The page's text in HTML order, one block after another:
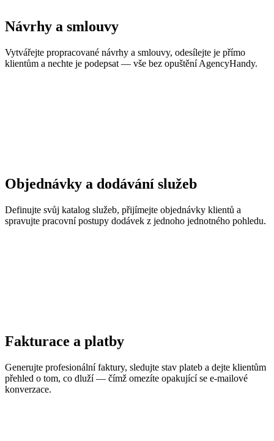
Návrhy a smlouvy
Vytvářejte propracované návrhy a smlouvy, odesílejte je přímo
klientům a nechte je podepsat — vše bez opuštění AgencyHandy.
Objednávky a dodávání služeb
Definujte svůj katalog služeb, přijímejte objednávky klientů a
spravujte pracovní postupy dodávek z jednoho jednotného pohledu.
Fakturace a platby
Generujte profesionální faktury, sledujte stav plateb a dejte klientům
přehled o tom, co dluží — čímž omezíte opakující se e-mailové
konverzace.